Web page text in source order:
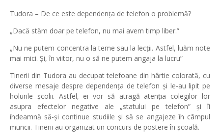
Tudora – De ce este dependența de telefon o problemă?
„Dacă stăm doar pe telefon, nu mai avem timp liber.”
„Nu ne putem concentra la teme sau la lecții. Astfel, luăm note
mai mici. Și, în viitor, nu o să ne putem angaja la lucru”
Tinerii din Tudora au decupat telefoane din hârtie colorată, cu
diverse mesaje despre dependența de telefon și le-au lipit pe
holurile școlii. Astfel, ei vor să atragă atenția colegilor lor
asupra efectelor negative ale „statului pe telefon” și îi
îndeamnă să-și continue studiile și să se angajeze în câmpul
muncii. Tinerii au organizat un concurs de postere în școală.